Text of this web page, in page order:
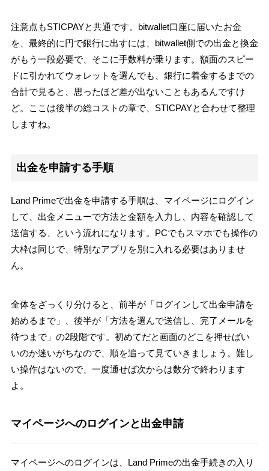
注意点もSTICPAYと共通です。bitwallet口座に届いたお金
を、最終的に円で銀行に出すには、bitwallet側での出金と換金
がもう一段必要で、そこに手数料が乗ります。額面のスピー
ドに引かれてウォレットを選んでも、銀行に着金するまでの
合計で見ると、思ったほど差が出ないこともあるんですけ
ど。ここは後半の総コストの章で、STICPAYと合わせて整理
しますね。
出金を申請する手順
Land Primeで出金を申請する手順は、マイページにログイン
して、出金メニューで方法と金額を入力し、内容を確認して
送信する、という流れになります。PCでもスマホでも操作の
大枠は同じで、特別なアプリを別に入れる必要はありませ
ん。
全体をざっくり分けると、前半が「ログインして出金申請を
始めるまで」、後半が「方法を選んで送信し、完了メールを
待つまで」の2段階です。初めてだと画面のどこを押せばい
いのか迷いがちなので、順を追って見ていきましょう。難し
い操作はないので、一度通せば次からは数分で終わります
よ。
マイページへのログインと出金申請
マイページへのログインは、Land Primeの出金手続きの入り